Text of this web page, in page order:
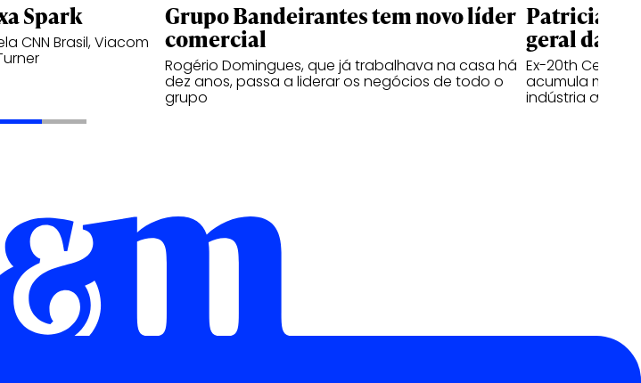
Spark
CNN Brasil, Viacom
Grupo Bandeirantes tem novo líder
comercial
Rogério Domingues, que já trabalhava na casa há
dez anos, passa a liderar os negócios de todo o
grupo
Patricia
geral da
Ex-20th Century
acumula mais
indústria